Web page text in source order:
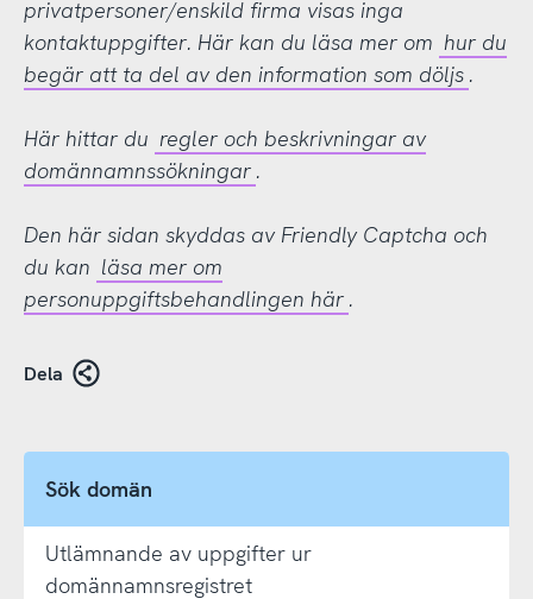
privatpersoner/enskild firma visas inga
kontaktuppgifter. Här kan du läsa mer om hur du
begär att ta del av den information som döljs .
Här hittar du regler och beskrivningar av
domännamnssökningar .
Den här sidan skyddas av Friendly Captcha och
du kan läsa mer om
personuppgiftsbehandlingen här .
Dela
Sök domän
Utlämnande av uppgifter ur
domännamnsregistret